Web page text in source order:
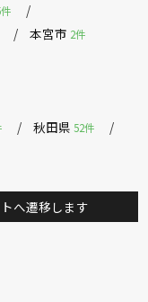
本宮市 2件
秋田県52件
へ遷移します